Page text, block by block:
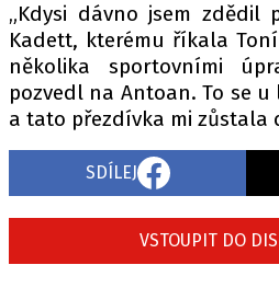
„Kdysi dávno jsem zdědil
Kadett, kterému říkala
několika sportovními
pozvedl na Antoan. To se
a tato přezdívka mi zůstala
SDÍLEJ
VSTOUPIT DO